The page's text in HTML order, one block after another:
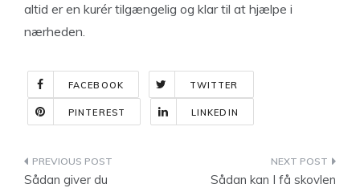
altid er en kurér tilgængelig og klar til at hjælpe i
nærheden.
FACEBOOK TWITTER
PINTEREST LINKEDIN
Indlægsnavigation
Sådan giver du
Sådan kan I få skovlen